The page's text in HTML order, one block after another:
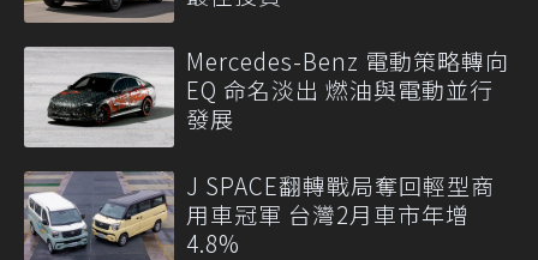
Mercedes-Benz 電動策略轉向
EQ 命名淡出 燃油與電動並行
發展
J SPACE翻轉戰局奪回輕型商
用車冠軍 台灣2月車市年增
4.8%